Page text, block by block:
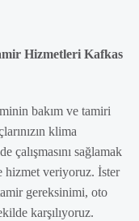
Hizmetleri Kafkas
bakım ve tamiri
klima
sağlamak
veriyoruz. İster
gereksinimi, oto
karşılıyoruz.